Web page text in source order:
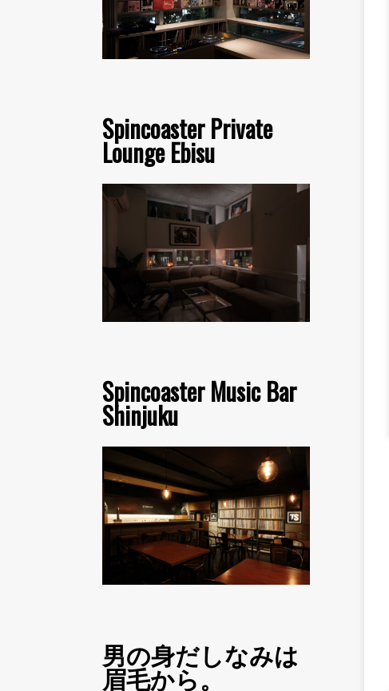
Spincoaster Private
Lounge Ebisu
Spincoaster Music Bar
Shinjuku
男の身だしなみは
眉毛から。